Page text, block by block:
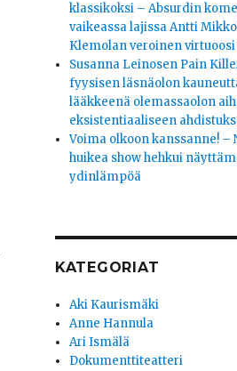
klassikoksi – Absurdin
vaikeassa lajissa Antti
Klemolan veroinen virtuoosi
Susanna Leinosen Pain
fyysisen läsnäolon
lääkkeenä olemassaolon
eksistentiaaliseen
Voima olkoon kanssanne! –
huikea show hehkui
ydinlämpöä
KATEGORIAT
Aki Kaurismäki
Anne Hannula
Ari Ismälä
Dokumenttiteatteri